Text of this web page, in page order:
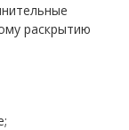
раскрытию